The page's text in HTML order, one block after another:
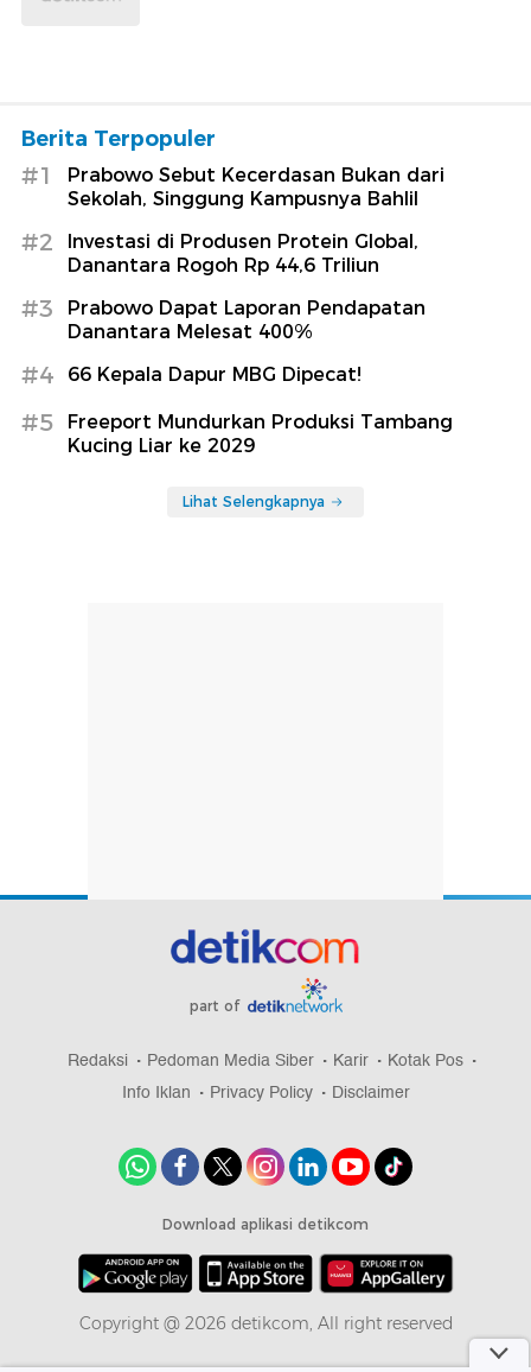
Berita Terpopuler
#1
Prabowo Sebut Kecerdasan Bukan dari
Sekolah, Singgung Kampusnya Bahlil
#2
Investasi di Produsen Protein Global,
Danantara Rogoh Rp 44,6 Triliun
#3
Prabowo Dapat Laporan Pendapatan
Danantara Melesat 400%
#4 66 Kepala Dapur MBG Dipecat!
#5
Freeport Mundurkan Produksi Tambang
Kucing Liar ke 2029
Lihat Selengkapnya
part of
Redaksi Pedoman Media Siber Karir
Kotak Pos
Info Iklan
Privacy Policy Disclaimer
Download aplikasi detikcom
Copyright @ 2026 detikcom, All right reserved